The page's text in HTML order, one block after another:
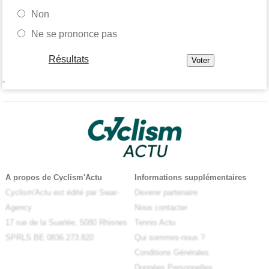
Non
Ne se prononce pas
Résultats
-
A propos de Cyclism'Actu
Cyclism'Actu est édité par Swar-
Agency
17 rue de la Suarlée, 5080 Rhisnes
SPRLS BE 0836.273.820
Informations supplémentaires
Devenir partenaire
Nous contacter
Tennis Actu
Qui sommes-nous ?
Conditions Générales